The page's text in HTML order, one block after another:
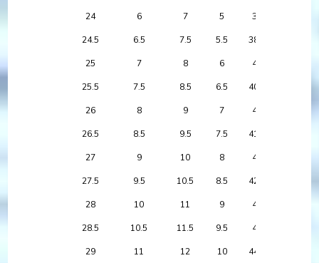
24 6 7 5 39
24.5 6.5 7.5 5.5 38.5
25 7 8 6 40
25.5 7.5 8.5 6.5 40.5
26 8 9 7 41
26.5 8.5 9.5 7.5 41.5
27 9 10 8 42
27.5 9.5 10.5 8.5 42.5
28 10 11 9 43
28.5 10.5 11.5 9.5 44
29 11 12 10 44.5